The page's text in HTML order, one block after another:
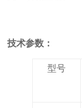
技术参数：
型号